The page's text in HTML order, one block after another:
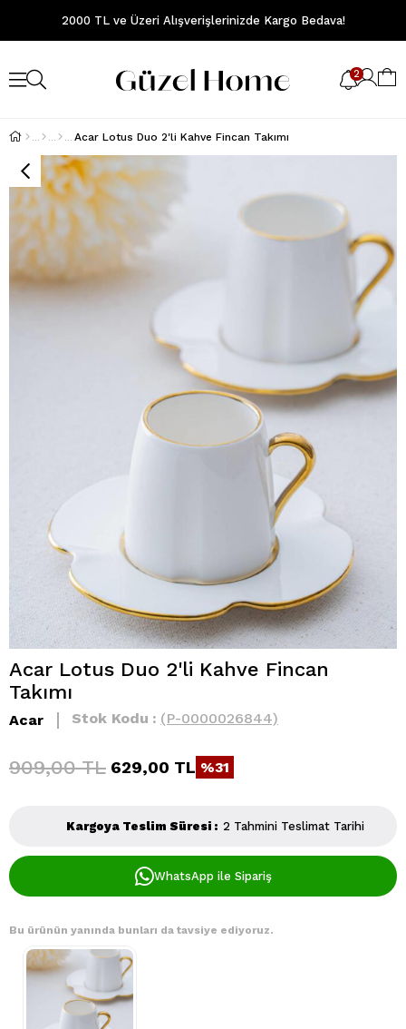
2000 TL ve Üzeri Alışverişlerinizde Kargo Bedava!
2
Acar Lotus Duo 2'li Kahve Fincan Takımı
Acar Lotus Duo 2'li Kahve Fincan
Takımı
Acar Stok Kodu (P-0000026844)
909,00 TL 629,00 TL 31
Kargoya Teslim Süresi : 2 Tahmini Teslimat Tarihi
WhatsApp ile Sipariş
Bu ürünün yanında bunları da tavsiye ediyoruz.